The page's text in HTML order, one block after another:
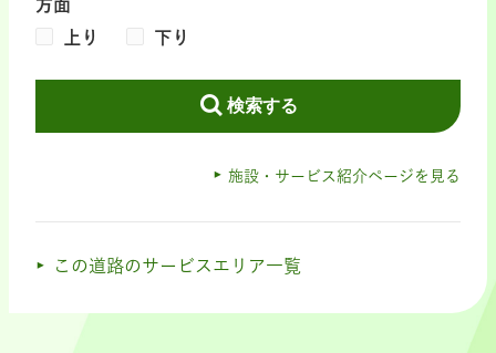
方面
上り
下り
検索する
施設・サービス紹介ページを見る
この道路のサービスエリア一覧